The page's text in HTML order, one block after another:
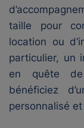
taille pour
location ou
particulier, un
en quête de
bénéficiez
personnalisé